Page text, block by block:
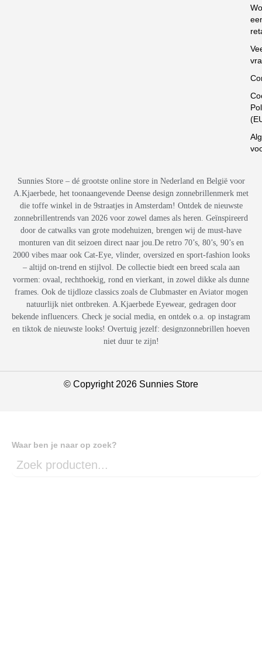
Sunnies Store – dé grootste online store in Nederland en België voor
A.Kjaerbede, het toonaangevende Deense design zonnebrillenmerk met
die toffe winkel in de 9straatjes in Amsterdam! Ontdek de nieuwste
zonnebrillentrends van 2026 voor zowel dames als heren. Geïnspireerd
door de catwalks van grote modehuizen, brengen wij de must-have
monturen van dit seizoen direct naar jou.De retro 70’s, 80’s, 90’s en
2000 vibes maar ook Cat-Eye, vlinder, oversized en sport-fashion looks
– altijd on-trend en stijlvol. De collectie biedt een breed scala aan
vormen: ovaal, rechthoekig, rond en vierkant, in zowel dikke als dunne
frames. Ook de tijdloze classics zoals de Clubmaster en Aviator mogen
natuurlijk niet ontbreken. A.Kjaerbede Eyewear, gedragen door
bekende influencers. Check je social media, en ontdek o.a. op instagram
en tiktok de nieuwste looks! Overtuig jezelf: designzonnebrillen hoeven
niet duur te zijn!
© Copyright 2026 Sunnies Store
Waar ben je naar op zoek?